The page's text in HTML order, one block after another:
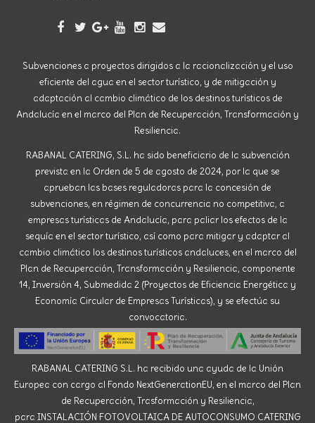
Subvenciones a proyectos dirigidos a la racionalización y el uso
eficiente del agua en el sector turístico, y de mitigación y
adaptación al cambio climático de los destinos turísticos de
Andalucía en el marco del Plan de Recuperación, Transformación y
Resiliencia.
RABANAL CATERING, S.L. ha sido beneficiario de la subvención
prevista en la Orden de 5 de agosto de 2024, por la que se
aprueban las bases reguladoras para la concesión de
subvenciones, en régimen de concurrencia no competitiva, a
empresas turísticas de Andalucía, para paliar los efectos de la
sequía en el sector turístico, así como para mitigar y adaptar al
cambio climático los destinos turísticos andaluces, en el marco del
Plan de Recuperación, Transformación y Resiliencia, componente
14, Inversión 4, Submedida 2 (Proyectos de Eficiencia Energética y
Economía Circular de Empresas Turísticas), y se efectúa su
convocatoria.
RABANAL CATERING S.L. ha recibido una ayuda de la Unión
Europea con cargo al Fondo NextGenerationEU, en el marco del Plan
de Recuperación, Trasformación y Resiliencia,
para INSTALACIÓN FOTOVOLTAICA DE AUTOCONSUMO CATERING